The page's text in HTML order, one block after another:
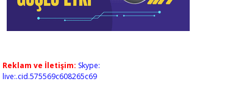
Reklam ve İletişim: Skype:
live:.cid.575569c608265c69